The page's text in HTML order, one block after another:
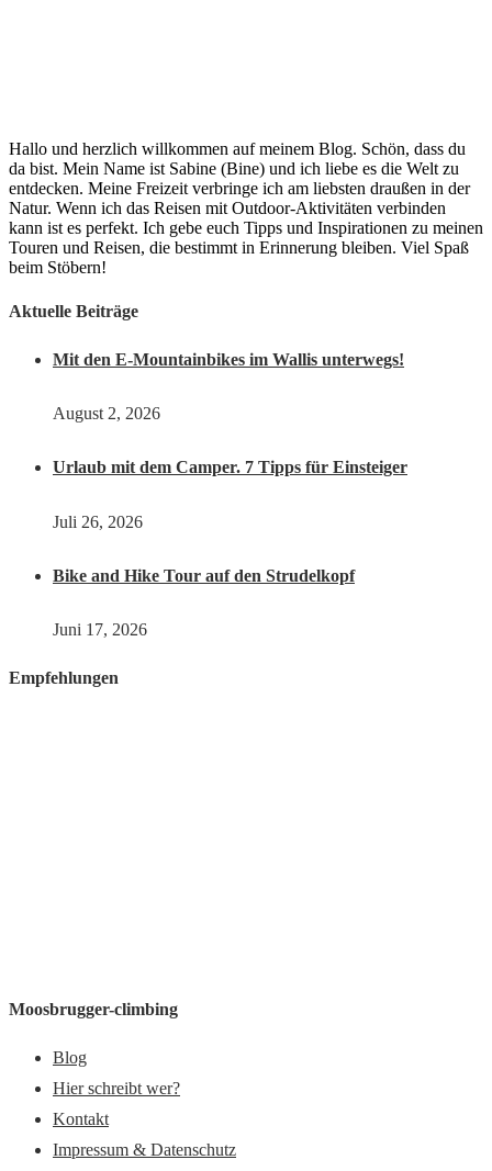
Hallo und herzlich willkommen auf meinem Blog. Schön, dass du
da bist. Mein Name ist Sabine (Bine) und ich liebe es die Welt zu
entdecken. Meine Freizeit verbringe ich am liebsten draußen in der
Natur. Wenn ich das Reisen mit Outdoor-Aktivitäten verbinden
kann ist es perfekt. Ich gebe euch Tipps und Inspirationen zu meinen
Touren und Reisen, die bestimmt in Erinnerung bleiben. Viel Spaß
beim Stöbern!
Aktuelle Beiträge
Mit den E-Mountainbikes im Wallis unterwegs!
August 2, 2026
Urlaub mit dem Camper. 7 Tipps für Einsteiger
Juli 26, 2026
Bike and Hike Tour auf den Strudelkopf
Juni 17, 2026
Empfehlungen
Moosbrugger-climbing
Blog
Hier schreibt wer?
Kontakt
Impressum & Datenschutz